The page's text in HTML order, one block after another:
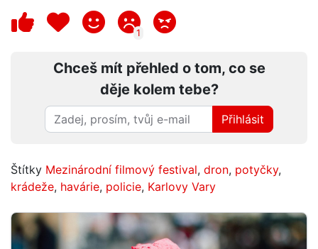
1
Chceš mít přehled o tom, co se
děje kolem tebe?
Přihlásit
Štítky Mezinárodní filmový festival, dron, potyčky,
krádeže, havárie, policie, Karlovy Vary